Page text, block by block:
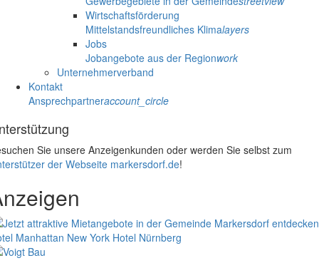
Wirtschaftsförderung
Mittelstandsfreundliches Klimalayers
Jobs
Jobangebote aus der Regionwork
Unternehmerverband
Kontakt
Ansprechpartneraccount_circle
Sie unsere Anzeigenkunden oder werden Sie selbst zum
der Webseite markersdorf.de!
Manhattan New York Hotel Nürnberg